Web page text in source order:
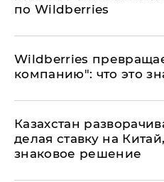
по Wildberries
Wildberries
компанию": что это
Казахстан
делая ставку на
знаковое решение